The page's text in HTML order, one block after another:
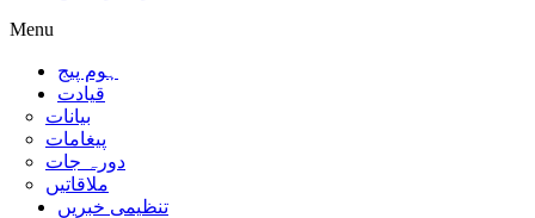
Menu
ہوم پیج
قیادت
بیانات
پیغامات
دورہ جات
ملاقاتیں
تنظیمی خبریں